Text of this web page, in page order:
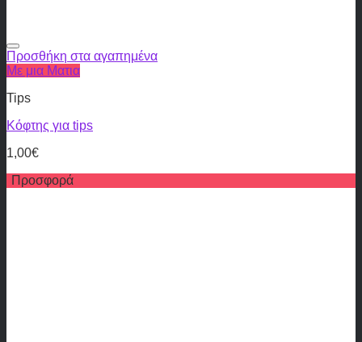
Προσθήκη στα αγαπημένα
Με μια Ματια
Tips
Κόφτης για tips
1,00€
Προσφορά